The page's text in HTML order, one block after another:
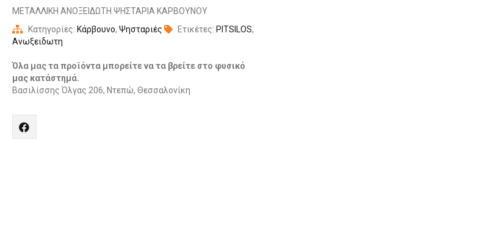
ΜΕΤΑΛΛΙΚΗ ΑΝΟΞΕΙΔΩΤΗ ΨΗΣΤΑΡΙΑ ΚΑΡΒΟΥΝΟΥ
Κατηγορίες: Κάρβουνο, Ψησταριές Ετικέτες: PITSILOS,
Ανωξειδωτη
Όλα μας τα προϊόντα μπορείτε να τα βρείτε στο φυσικό
μας κατάστημά.
Βασιλίσσης Όλγας 206, Ντεπώ, Θεσσαλονίκη
"PITSILOS